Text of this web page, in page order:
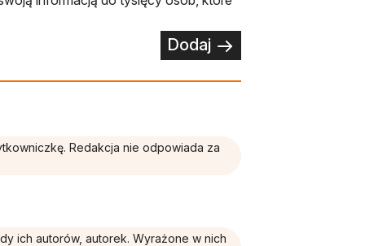
Dodaj
Redakcja nie odpowiada za
ich autorów, autorek. Wyrażone w nich